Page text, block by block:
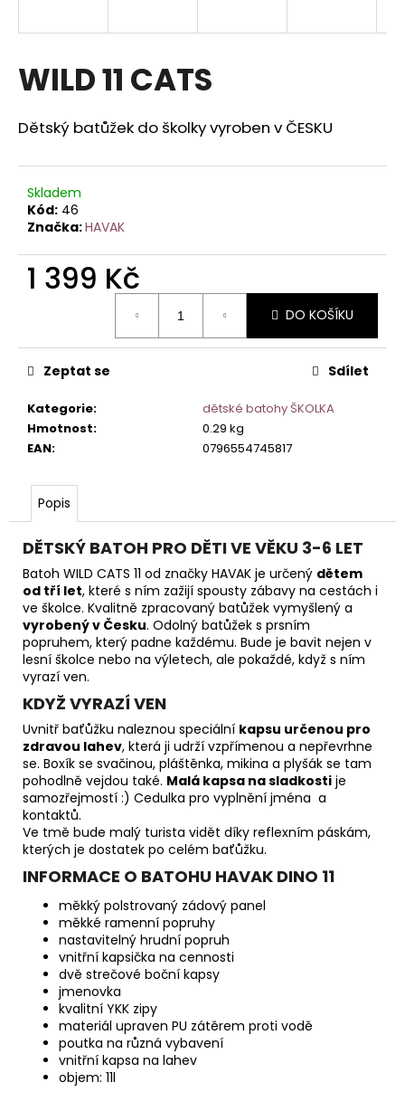
WILD 11 CATS
Dětský batůžek do školky vyroben v ČESKU
Skladem
Kód: 46
Značka:HAVAK
1 399 Kč
DO KOŠÍKU
Kategorie:
dětské batohy ŠKOLKA
Hmotnost:
0.29 kg
EAN: 0796554745817
Zeptat se Sdílet
Popis
DĚTSKÝ BATOH PRO DĚTI VE VĚKU 3-6 LET
Batoh WILD CATS 11 od značky HAVAK je určený dětem
od tří let, které s ním zažijí spousty zábavy na cestách i
ve školce. Kvalitně zpracovaný batůžek vymyšlený a
vyrobený v Česku. Odolný batůžek s prsním
popruhem, který padne každému. Bude je bavit nejen v
lesní školce nebo na výletech, ale pokaždé, když s ním
vyrazí ven.
KDYŽ VYRAZÍ VEN
Uvnitř baťůžku naleznou speciální kapsu určenou pro
zdravou lahev, která ji udrží vzpřímenou a nepřevrhne
se. Boxík se svačinou, pláštěnka, mikina a plyšák se tam
pohodlně vejdou také. Malá kapsa na sladkosti je
samozřejmostí :) Cedulka pro vyplnění jména a
kontaktů.
Ve tmě bude malý turista vidět díky reflexním páskám,
kterých je dostatek po celém baťůžku.
INFORMACE O BATOHU HAVAK DINO 11
měkký polstrovaný zádový panel
měkké ramenní popruhy
nastavitelný hrudní popruh
vnitřní kapsička na cennosti
dvě strečové boční kapsy
jmenovka
kvalitní YKK zipy
materiál upraven PU zátěrem proti vodě
poutka na různá vybavení
vnitřní kapsa na lahev
objem: 11l
í
t
?